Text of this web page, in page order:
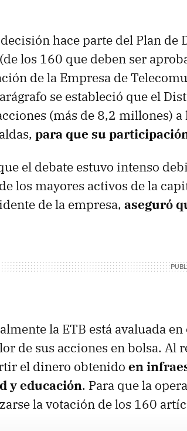
decisión hace parte del Plan
los 160 que deben ser
de la Empresa de
se estableció que el
(más de 8,2 millones)
para que su
el debate estuvo intenso
los mayores activos de la
de la empresa, aseguró
la ETB está avaluada
de sus acciones en bolsa.
el dinero obtenido en
y educación. Para que la
la votación de los 160